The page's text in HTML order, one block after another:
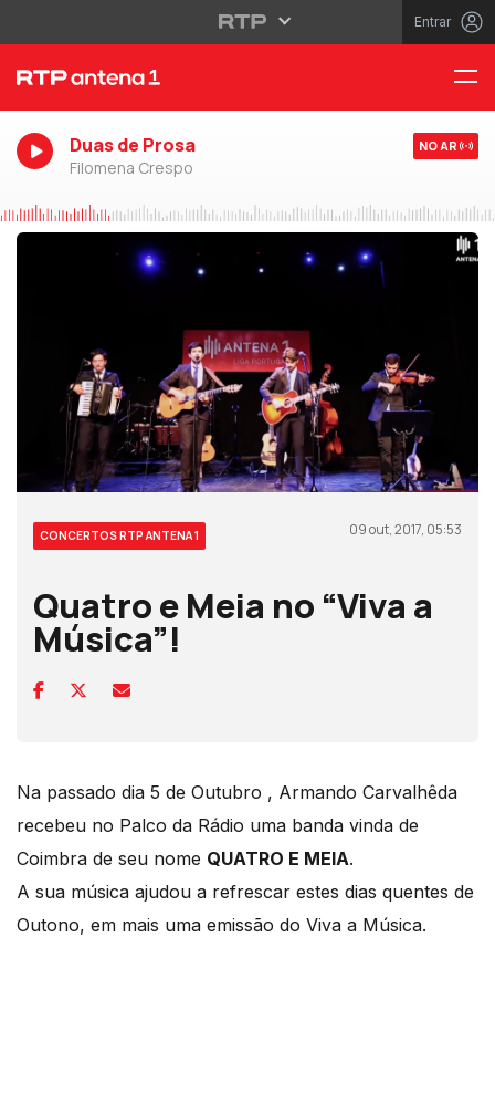
Entrar
Duas de Prosa
Filomena Crespo
NO AR
CONCERTOS RTP ANTENA 1 09 out, 2017, 05:53
Quatro e Meia no “Viva a
Música”!
Na passado dia 5 de Outubro , Armando Carvalhêda
recebeu no Palco da Rádio uma banda vinda de
Coimbra de seu nome QUATRO E MEIA.
A sua música ajudou a refrescar estes dias quentes de
Outono, em mais uma emissão do Viva a Música.